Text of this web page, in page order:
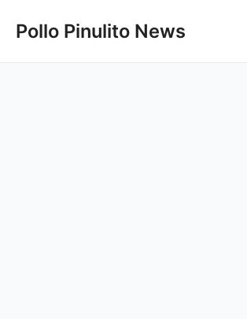
Pollo Pinulito News